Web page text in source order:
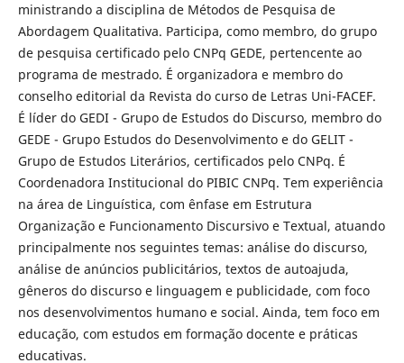
ministrando a disciplina de Métodos de Pesquisa de
Abordagem Qualitativa. Participa, como membro, do grupo
de pesquisa certificado pelo CNPq GEDE, pertencente ao
programa de mestrado. É organizadora e membro do
conselho editorial da Revista do curso de Letras Uni-FACEF.
É líder do GEDI - Grupo de Estudos do Discurso, membro do
GEDE - Grupo Estudos do Desenvolvimento e do GELIT -
Grupo de Estudos Literários, certificados pelo CNPq. É
Coordenadora Institucional do PIBIC CNPq. Tem experiência
na área de Linguística, com ênfase em Estrutura
Organização e Funcionamento Discursivo e Textual, atuando
principalmente nos seguintes temas: análise do discurso,
análise de anúncios publicitários, textos de autoajuda,
gêneros do discurso e linguagem e publicidade, com foco
nos desenvolvimentos humano e social. Ainda, tem foco em
educação, com estudos em formação docente e práticas
educativas.